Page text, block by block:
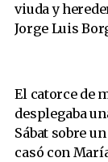
viuda y
Jorge Luis
El catorce de
desplegaba
Sábat sobre
casó con